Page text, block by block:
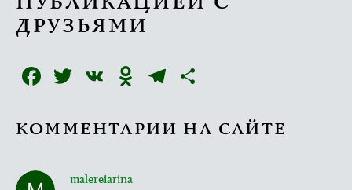
ДРУЗЬЯМИ
Facebook
Twitter
VK Odnoklassniki
Telegram
КОММЕНТАРИИ НА САЙТЕ
malereiarina